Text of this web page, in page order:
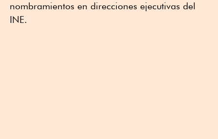
nombramientos en direcciones ejecutivas del
INE.